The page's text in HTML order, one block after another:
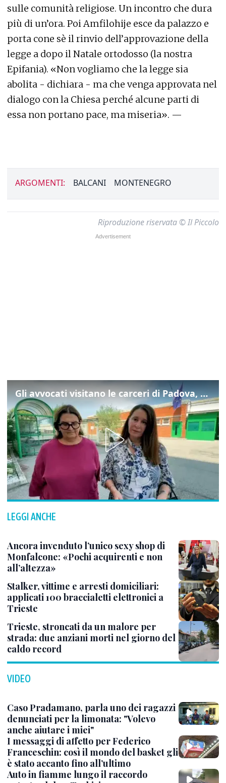
sulle comunità religiose. Un incontro che dura
più di un’ora. Poi Amfilohije esce da palazzo e
porta cone sè il rinvio dell’approvazione della
legge a dopo il Natale ortodosso (la nostra
Epifania). «Non vogliamo che la legge sia
abolita - dichiara - ma che venga approvata nel
dialogo con la Chiesa perché alcune parti di
essa non portano pace, ma miseria». —
ARGOMENTI: BALCANI MONTENEGRO
Riproduzione riservata © Il Piccolo
Gli avvocati visitano le carceri di Padova, ecco cosa hanno trovato
LEGGI ANCHE
Ancora invenduto l’unico sexy shop di
Monfalcone: «Pochi acquirenti e non
all’altezza»
Stalker, vittime e arresti domiciliari:
applicati 100 braccialetti elettronici a
Trieste
Trieste, stroncati da un malore per
strada: due anziani morti nel giorno del
caldo record
VIDEO
Caso Pradamano, parla uno dei ragazzi
denunciati per la limonata: "Volevo
anche aiutare i miei"
I messaggi di affetto per Federico
Franceschin: così il mondo del basket gli
è stato accanto fino all’ultimo
Auto in fiamme lungo il raccordo